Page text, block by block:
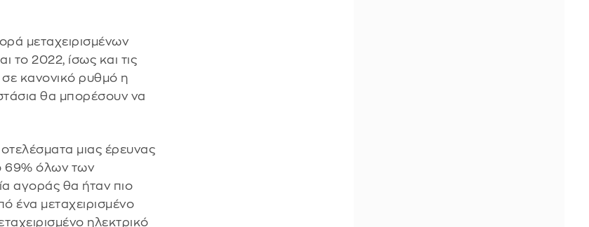
μεταχειρισμένων
το 2022, ίσως και τις
κανονικό ρυθμό η
θα μπορέσουν να
μιας έρευνας
69% όλων των
αγοράς θα ήταν πιο
ένα μεταχειρισμένο
ηλεκτρικό